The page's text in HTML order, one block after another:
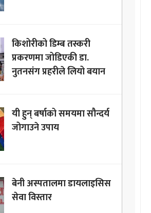
किशोरीको डिम्ब तस्करी
प्रकरणमा जोडिएकी डा.
नुतनसंग प्रहरीले लियो बयान
यी हुन् बर्षाको समयमा सौन्दर्य
जोगाउने उपाय
बेनी अस्पतालमा डायलाइसिस
सेवा विस्तार